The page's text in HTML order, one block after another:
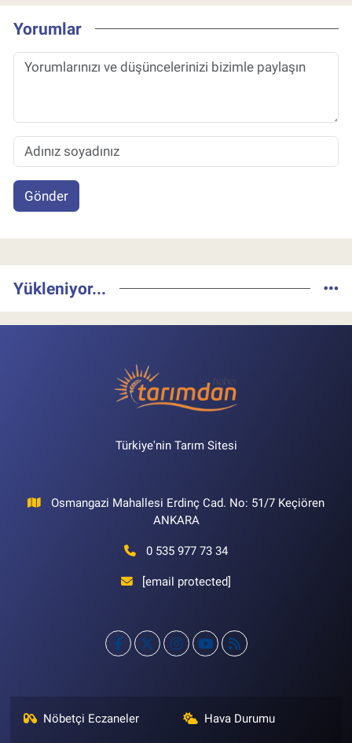
Yorumlar
Gönder
Yükleniyor...
Türkiye'nin Tarım Sitesi
Osmangazi Mahallesi Erdinç Cad. No: 51/7 Keçiören
ANKARA
0 535 977 73 34
[email protected]
Nöbetçi Eczaneler Hava Durumu